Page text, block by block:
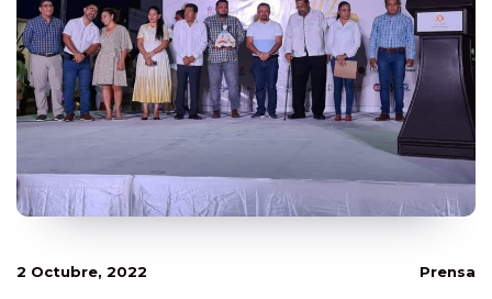
2 Octubre, 2022 Prensa